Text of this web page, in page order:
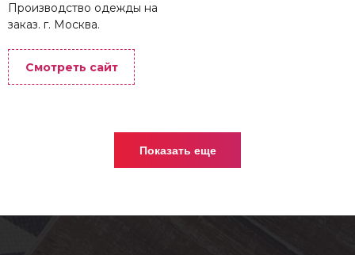
Производство одежды на
заказ. г. Москва.
Смотреть сайт
Показать еще